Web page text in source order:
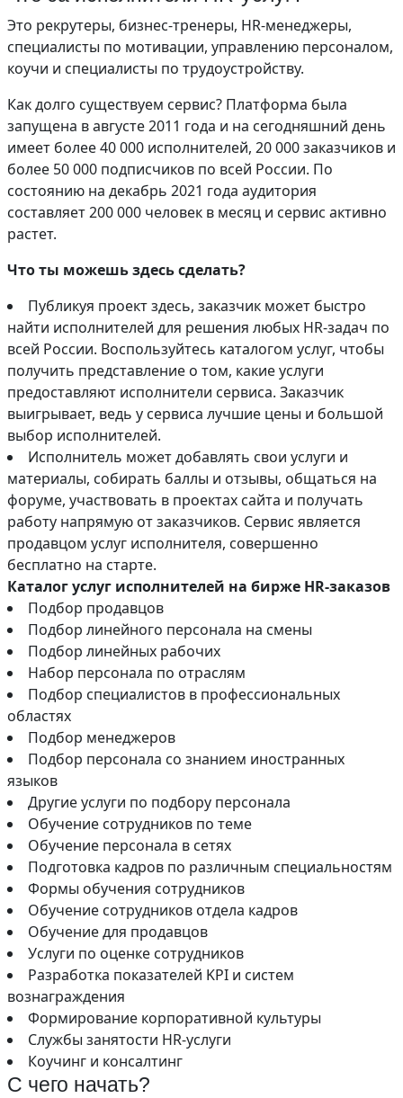
Это рекрутеры, бизнес-тренеры, HR-менеджеры,
специалисты по мотивации, управлению персоналом,
коучи и специалисты по трудоустройству.
Как долго существуем сервис? Платформа была
запущена в августе 2011 года и на сегодняшний день
имеет более 40 000 исполнителей, 20 000 заказчиков и
более 50 000 подписчиков по всей России. По
состоянию на декабрь 2021 года аудитория
составляет 200 000 человек в месяц и сервис активно
растет.
Что ты можешь здесь сделать?
Публикуя проект здесь, заказчик может быстро
найти исполнителей для решения любых HR-задач по
всей России. Воспользуйтесь каталогом услуг, чтобы
получить представление о том, какие услуги
предоставляют исполнители сервиса. Заказчик
выигрывает, ведь у сервиса лучшие цены и большой
выбор исполнителей.
Исполнитель может добавлять свои услуги и
материалы, собирать баллы и отзывы, общаться на
форуме, участвовать в проектах сайта и получать
работу напрямую от заказчиков. Сервис является
продавцом услуг исполнителя, совершенно
бесплатно на старте.
Каталог услуг исполнителей на бирже HR-заказов
Подбор продавцов
Подбор линейного персонала на смены
Подбор линейных рабочих
Набор персонала по отраслям
Подбор специалистов в профессиональных
областях
Подбор менеджеров
Подбор персонала со знанием иностранных
языков
Другие услуги по подбору персонала
Обучение сотрудников по теме
Обучение персонала в сетях
Подготовка кадров по различным специальностям
Формы обучения сотрудников
Обучение сотрудников отдела кадров
Обучение для продавцов
Услуги по оценке сотрудников
Разработка показателей KPI и систем
вознаграждения
Формирование корпоративной культуры
Службы занятости HR-услуги
Коучинг и консалтинг
С чего начать?